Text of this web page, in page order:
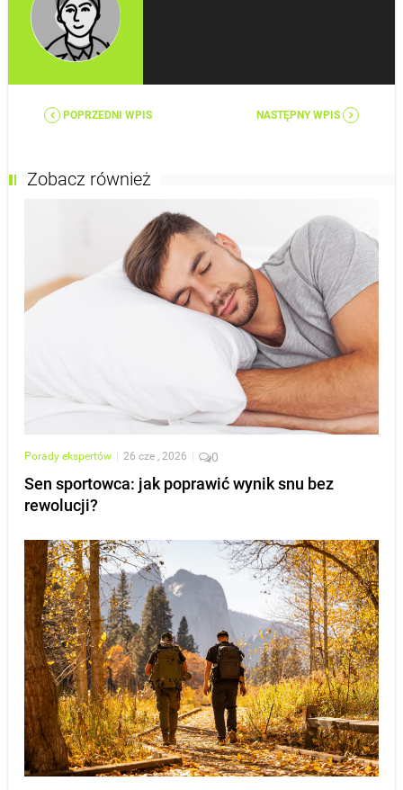
POPRZEDNI WPIS NASTĘPNY WPIS
Zobacz również
Porady ekspertów 26 cze , 2026 0
Sen sportowca: jak poprawić wynik snu bez
rewolucji?